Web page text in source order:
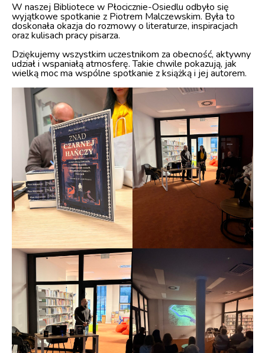
W naszej Bibliotece w Płocicznie-Osiedlu odbyło się
wyjątkowe spotkanie z Piotrem Malczewskim. Była to
doskonała okazja do rozmowy o literaturze, inspiracjach
oraz kulisach pracy pisarza.
Dziękujemy wszystkim uczestnikom za obecność, aktywny
udział i wspaniałą atmosferę. Takie chwile pokazują, jak
wielką moc ma wspólne spotkanie z książką i jej autorem.